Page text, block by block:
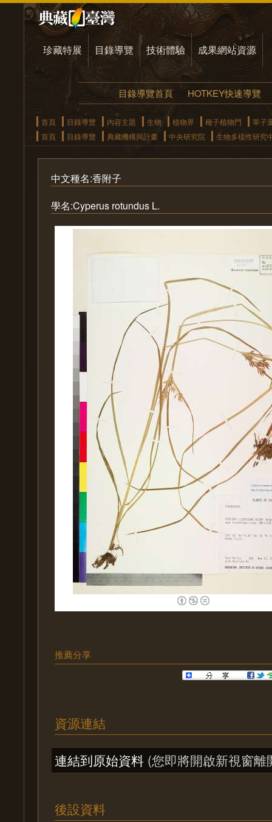
珍藏特展 目錄導覽 技術體驗 成果網站資源
目錄導覽首頁 HOTKEY快速導覽
首頁 目錄導覽 內容主題 生物 植物界 種子植物門
單子
首頁
目錄導覽 典藏機構與計畫 中央研究院 生物多樣性研究
中文種名:香附子
學名:Cyperus rotundus L.
推薦分享
資源連結
連結到原始資料 (您即將開啟新視窗離
後設資料